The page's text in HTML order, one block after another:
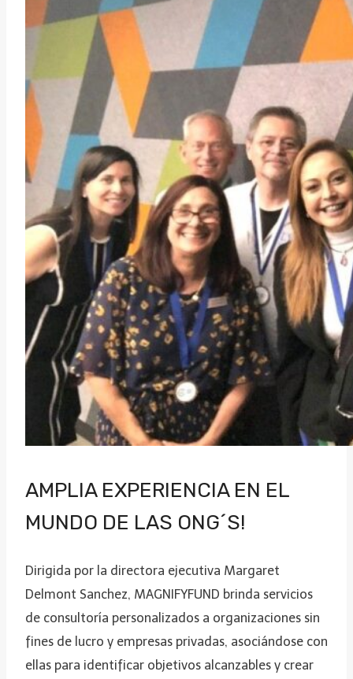
AMPLIA EXPERIENCIA EN EL
MUNDO DE LAS ONG´S!
Dirigida por la directora ejecutiva Margaret
Delmont Sanchez, MAGNIFYFUND brinda servicios
de consultoría personalizados a organizaciones sin
fines de lucro y empresas privadas, asociándose con
ellas para identificar objetivos alcanzables y crear